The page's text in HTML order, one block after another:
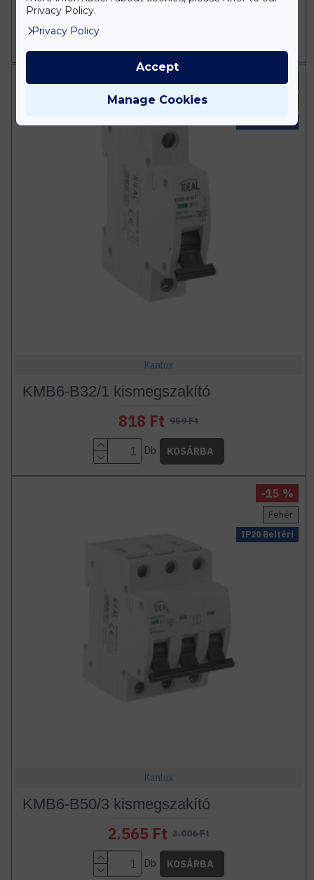
777 Ft
-15 %
Kanlux
KMB6-B32/1 kismegszakító
818 Ft 959 Ft
Db KOSÁRBA
IP20 Beltéri
Fehér
-15 %
Kanlux
KMB6-B50/3 kismegszakító
2.565 Ft 3.006 Ft
Db KOSÁRBA
Privacy Policy.
Privacy Policy
Manage Cookies
Accept